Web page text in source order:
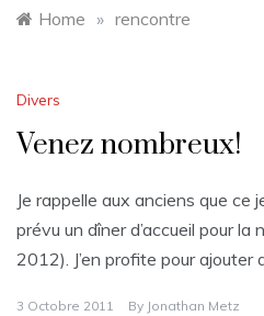
Home » rencontre
Divers
Venez nombreux!
Je rappelle aux anciens que ce
prévu un dîner d’accueil pour
2012). J’en profite pour ajouter
3 Octobre 2011 By Jonathan Metz